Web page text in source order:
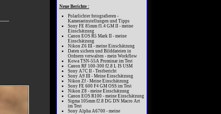
Neue Berichte :
Polarlichter fotografieren -
Kameraeinstellungen und Tipps
Sony FE 85mm f1.4 GM II - meine
Einschätzung
Canon EOS R5 Mark II - meine
Einschätzung
Nikon Z6 III - meine Einschätzung
Daten sichern und Bilddateien in
Ordnern verwalten - mein Workflow
Kowa TSN-55A Prominar im Test
Canon RF 100-300 f2.8 L IS USM
Sony A7C II - Testbericht
Sony A9 III - Meine Einschätzung
Nikon Zf - Meine Einschätzung
Sony FE 600 F4 GM OSS im Test
Nikon Z8 - meine Einschätzung
Canon EOS R100 - meine Einschätzung
Sigma 105mm f2.8 DG DN Macro Art
im Test
Sony Alpha A6700 - meine